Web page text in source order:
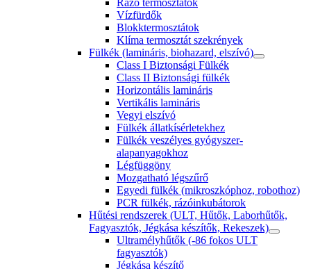
Vízfürdők
Blokktermosztátok
Klíma termosztát szekrények
Fülkék (lamináris, biohazard, elszívó)
Class I Biztonsági Fülkék
Class II Biztonsági fülkék
Horizontális lamináris
Vertikális lamináris
Vegyi elszívó
Fülkék állatkísérletekhez
Fülkék veszélyes gyógyszer-
alapanyagokhoz
Légfüggöny
Mozgatható légszűrő
Egyedi fülkék (mikroszkóphoz, robothoz)
PCR fülkék, rázóinkubátorok
Hűtési rendszerek (ULT, Hűtők, Laborhűtők,
Fagyasztók, Jégkása készítők, Rekeszek)
Ultramélyhűtők (-86 fokos ULT
fagyasztók)
Jégkása készítő